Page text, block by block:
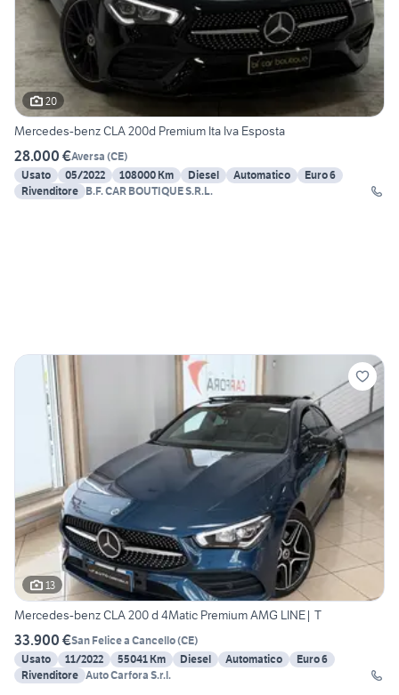
20
Mercedes-benz CLA 200d Premium Ita Iva Esposta
28.000 €Aversa (CE)
Usato
05/2022 108000 Km Diesel Automatico
Euro 6
Rivenditore B.F. CAR BOUTIQUE S.R.L.
13
Mercedes-benz CLA 200 d 4Matic Premium AMG LINE| T
33.900 €San Felice a Cancello(CE)
Usato
11/2022 55041 Km Diesel Automatico
Euro 6
Rivenditore Auto Carfora S.r.l.